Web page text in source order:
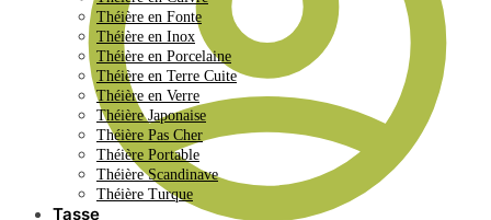
Théière en Fonte
Théière en Inox
Théière en Porcelaine
Théière en Terre Cuite
Théière en Verre
Théière Japonaise
Théière Pas Cher
Théière Portable
Théière Scandinave
Théière Turque
Tasse